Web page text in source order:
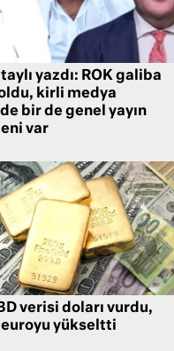
yazdı: ROK galiba
kirli medya
bir de genel yayın
var
verisi doları vurdu,
euroyu yükseltti